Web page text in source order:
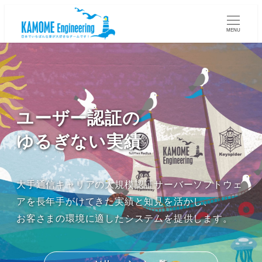
MENU
ユーザー認証の
ゆるぎない実績
大手通信キャリアの大規模認証サーバーソフトウェ
アを長年手がけてきた実績と知見を活かし、
お客さまの環境に適したシステムを提供します。